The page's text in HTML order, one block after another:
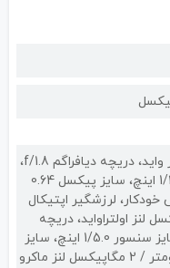
50 مگاپیکسل لنز واید، دریچه دیافراگم f/1.8،
سایز سنسور 1/2.76 اینچ، سایز پیکسل 0.64
لرزشگیر اپتیکال
لنز اولتراواید، دریچه
دیافراگم f/2.2، سایز سنسور 1/5.0 اینچ، سایز
پیکسل 1.12 میکرومتر / 2 مگاپیکسل لنز ماکرو